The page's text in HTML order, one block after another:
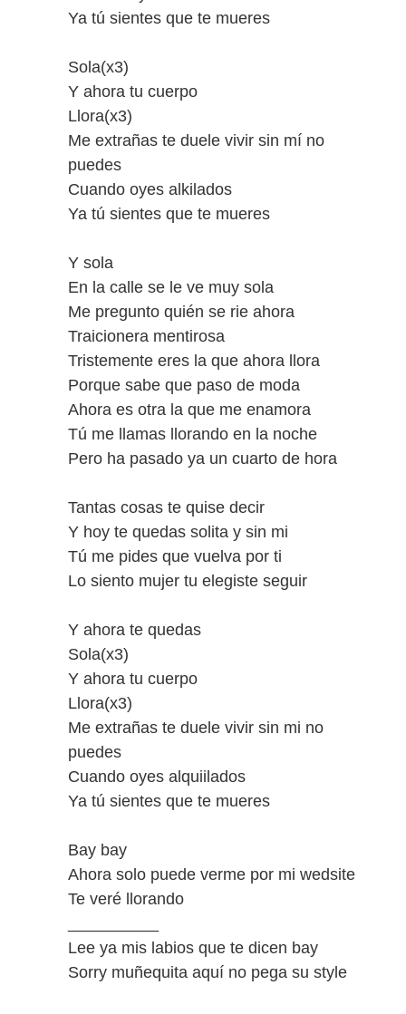
Ya tú sientes que te mueres
Sola(x3)
Y ahora tu cuerpo
Llora(x3)
Me extrañas te duele vivir sin mí no
puedes
Cuando oyes alkilados
Ya tú sientes que te mueres
Y sola
En la calle se le ve muy sola
Me pregunto quién se rie ahora
Traicionera mentirosa
Tristemente eres la que ahora llora
Porque sabe que paso de moda
Ahora es otra la que me enamora
Tú me llamas llorando en la noche
Pero ha pasado ya un cuarto de hora
Tantas cosas te quise decir
Y hoy te quedas solita y sin mi
Tú me pides que vuelva por ti
Lo siento mujer tu elegiste seguir
Y ahora te quedas
Sola(x3)
Y ahora tu cuerpo
Llora(x3)
Me extrañas te duele vivir sin mi no
puedes
Cuando oyes alquiilados
Ya tú sientes que te mueres
Bay bay
Ahora solo puede verme por mi wedsite
Te veré llorando
Lee ya mis labios que te dicen bay
Sorry muñequita aquí no pega su style